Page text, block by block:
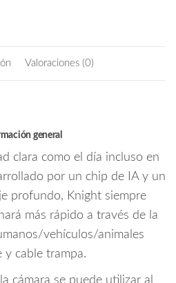
Valoraciones (0)
general
clara como el día incluso en
por un chip de IA y un
profundo, Knight siempre
más rápido a través de la
vehículos/animales
y cable trampa.
cámara se puede utilizar al